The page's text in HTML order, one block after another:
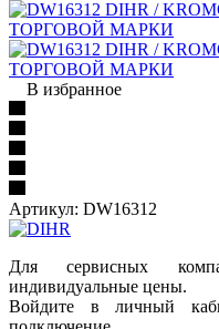
В избранное
Артикул: DW16312
Для сервисных
индивидуальные цены.
Войдите в личный